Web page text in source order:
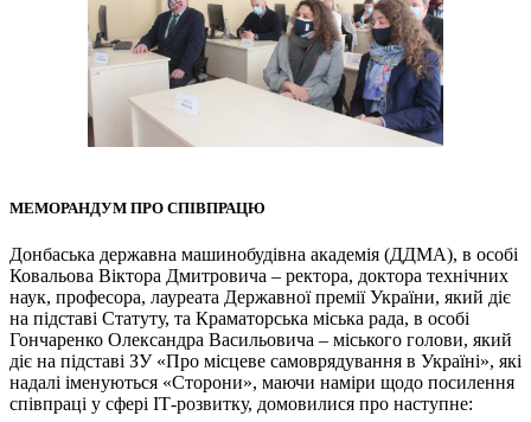
МЕМОРАНДУМ ПРО СПІВПРАЦЮ
Донбаська державна машинобудівна академія (ДДМА), в особі
Ковальова Віктора Дмитровича – ректора, доктора технічних
наук, професора, лауреата Державної премії України, який діє
на підставі Статуту, та Краматорська міська рада, в особі
Гончаренко Олександра Васильовича – міського голови, який
діє на підставі ЗУ «Про місцеве самоврядування в Україні», які
надалі іменуються «Сторони», маючи наміри щодо посилення
співпраці у сфері ІТ-розвитку, домовилися про наступне: